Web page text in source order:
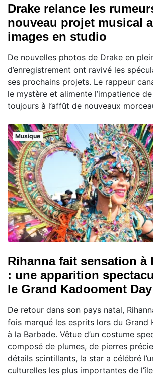
Drake relance les
nouveau projet musical
images en studio
De nouvelles photos de Drake en
d’enregistrement ont ravivé les
ses prochains projets. Le rappeur
le mystère et alimente l’impatience
toujours à l’affût de nouveaux
Musique
Rihanna fait sensation à
: une apparition
le Grand Kadooment Day
De retour dans son pays natal,
fois marqué les esprits lors du Grand
à la Barbade. Vêtue d’un costume
composé de plumes, de pierres
détails scintillants, la star a célébré
culturelles les plus importantes de